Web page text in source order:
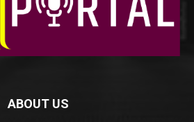
ABOUT US